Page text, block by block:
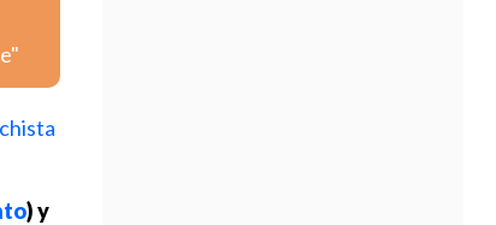
) y